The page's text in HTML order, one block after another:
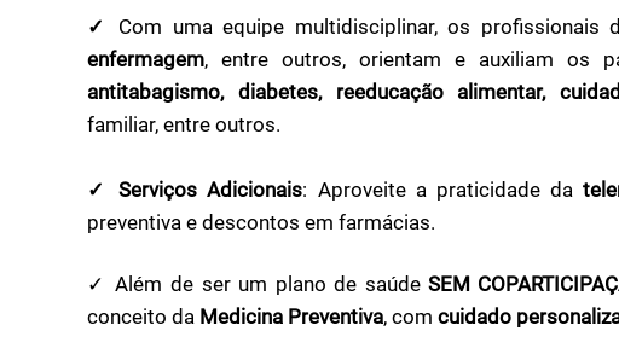
✓ Com uma equipe multidisciplinar, os profissionais
enfermagem, entre outros, orientam e auxiliam os
antitabagismo, diabetes, reeducação alimentar,
familiar, entre outros.
✓ Serviços Adicionais: Aproveite a praticidade da
preventiva e descontos em farmácias.
✓ Além de ser um plano de saúdeSEM
conceito da Medicina Preventiva, com cuidado